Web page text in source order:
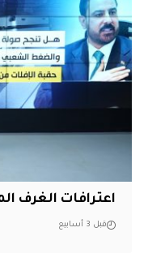
اعترافات الغرف
قبل 3 أسابيع